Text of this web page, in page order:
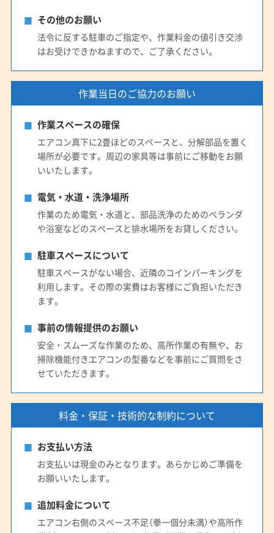
その他のお願い
法令に反する駐車のご指定や、作業料金の値引き交渉
はお受けできかねますので、ご了承ください。
作業当日のご協力のお願い
作業スペースの確保
エアコン真下に2畳ほどのスペースと、分解部品を置く
場所が必要です。周辺の家具等は事前にご移動をお願
いいたします。
電気・水道・洗浄場所
作業のため電気・水道と、部品洗浄のためのベランダ
や浴室などのスペースと排水場所をお貸しください。
駐車スペースについて
駐車スペースがない場合、近隣のコインパーキングを
利用します。その際の実費はお客様にご負担いただき
ます。
事前の情報提供のお願い
安全・スムーズな作業のため、高所作業の有無や、お
掃除機能付きエアコンの型番などを事前にご質問をさ
せていただきます。
料金・保証・技術的な制約について
お支払い方法
お支払いは現金のみとなります。あらかじめご準備を
お願いいたします。
追加料金について
エアコン右側のスペース不足（拳一個分未満）や高所作